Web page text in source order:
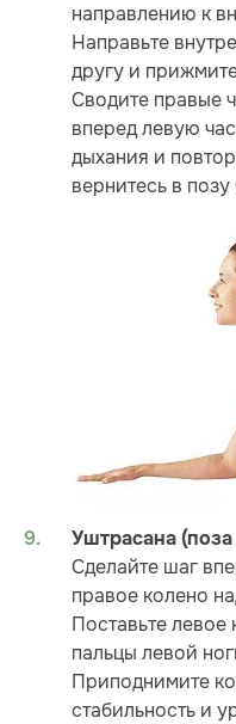
направлению к
Направьте
другу и
Сводите правые
вперед левую
дыхания и
вернитесь в
Уштрасана
Сделайте шаг
правое колено
Поставьте левое
пальцы левой
Приподнимите
стабильность и